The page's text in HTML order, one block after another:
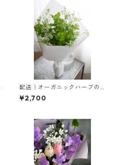
配送｜オーガニックハーブの
ブーケ
¥2,700